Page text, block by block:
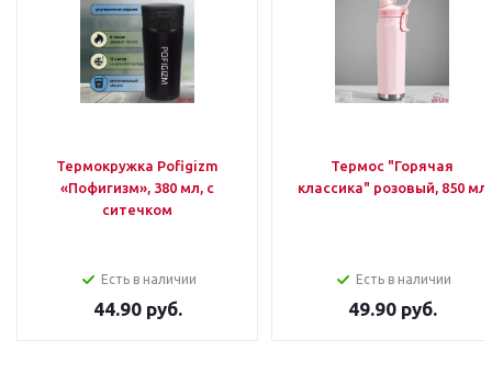
Термокружка Pofigizm
«Пофигизм», 380 мл, с
ситечком
Есть в наличии
44.90руб.
Термос "Горячая
классика" розовый, 850 мл
Есть в наличии
49.90руб.